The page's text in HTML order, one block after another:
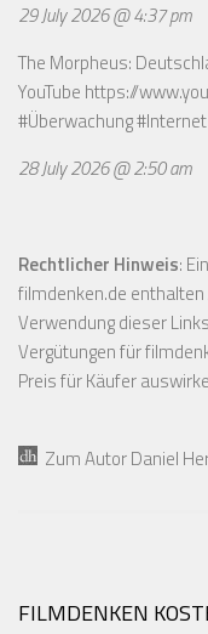
29 July 2026 @ 4:37 pm
The Morpheus:
YouTube https://
#Überwachung
28 July 2026 @ 2:50 am
Rechtlicher Hinweis:
filmdenken.de enthalten
Verwendung dieser
Vergütungen für
Preis für Käufer
Zum Autor Daniel
FILMDENKEN